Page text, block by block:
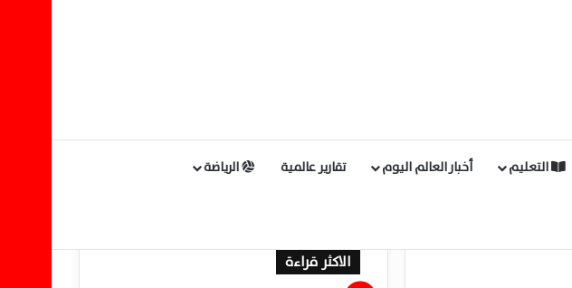
التعليم أخبار العالم اليوم تقارير عالمية الرياضة
الاكثر قراءة